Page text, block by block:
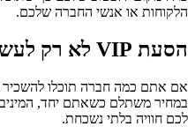
הלקוחות או אנשי החברה שלכם.
הסעת VIP לא רק לעשירים
אם אתם כמה חברה תוכלו להשכיר
במחיר משתלם כשאתם יחד,
לכם חוויה בלתי נשכחת.